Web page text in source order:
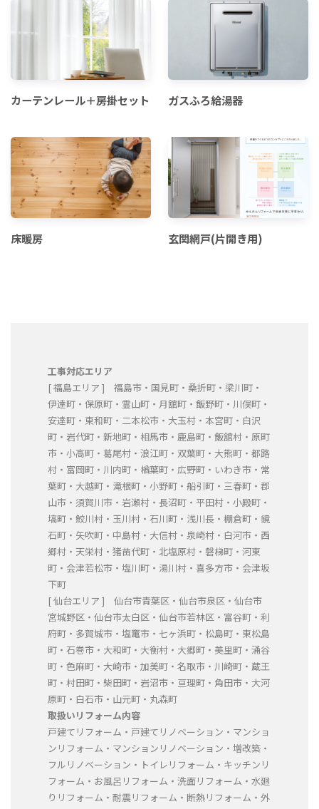
カーテンレール＋房掛セット ガスふろ給湯器
床暖房 玄関網戸(片開き用)
工事対応エリア
[ 福島エリア ] 福島市・国見町・桑折町・梁川町・
伊達町・保原町・霊山町・月舘町・飯野町・川俣町・
安達町・東和町・二本松市・大玉村・本宮町・白沢
町・岩代町・新地町・相馬市・鹿島町・飯舘村・原町
市・小高町・葛尾村・浪江町・双葉町・大熊町・都路
村・富岡町・川内町・楢葉町・広野町・いわき市・常
葉町・大越町・滝根町・小野町・船引町・三春町・郡
山市・須賀川市・岩瀬村・長沼町・平田村・小殿町・
塙町・鮫川村・玉川村・石川町・浅川長・棚倉町・鏡
石町・矢吹町・中島村・大信村・泉崎村・白河市・西
郷村・天栄村・猪苗代町・北塩原村・磐梯町・河東
町・会津若松市・塩川町・湯川村・喜多方市・会津坂
下町
[ 仙台エリア ] 仙台市青葉区・仙台市泉区・仙台市
宮城野区・仙台市太白区・仙台市若林区・富谷町・利
府町・多賀城市・塩竃市・七ヶ浜町・松島町・東松島
町・石巻市・大和町・大衡村・大郷町・美里町・涌谷
町・色麻町・大崎市・加美町・名取市・川崎町・蔵王
町・村田町・柴田町・岩沼市・亘理町・角田市・大河
原町・白石市・山元町・丸森町
取扱いリフォーム内容
戸建てリフォーム・戸建てリノベーション・マンショ
ンリフォーム・マンションリノベーション・増改築・
フルリノベーション・トイレリフォーム・キッチンリ
フォーム・お風呂リフォーム・洗面リフォーム・水廻
りリフォーム・耐震リフォーム・断熱リフォーム・外